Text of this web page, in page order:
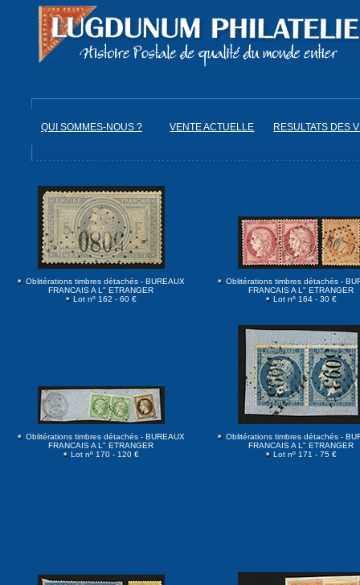
QUI SOMMES-NOUS ? VENTE ACTUELLE RESULTATS DES
Oblitérations timbres détachés - BUREAUX
FRANCAIS A L" ETRANGER
Lot nº 162 - 60 €
Oblitérations timbres détachés -
FRANCAIS A L" ETRANGER
Lot nº 164 - 30 €
Oblitérations timbres détachés - BUREAUX
FRANCAIS A L" ETRANGER
Lot nº 170 - 120 €
Oblitérations timbres détachés -
FRANCAIS A L" ETRANGER
Lot nº 171 - 75 €